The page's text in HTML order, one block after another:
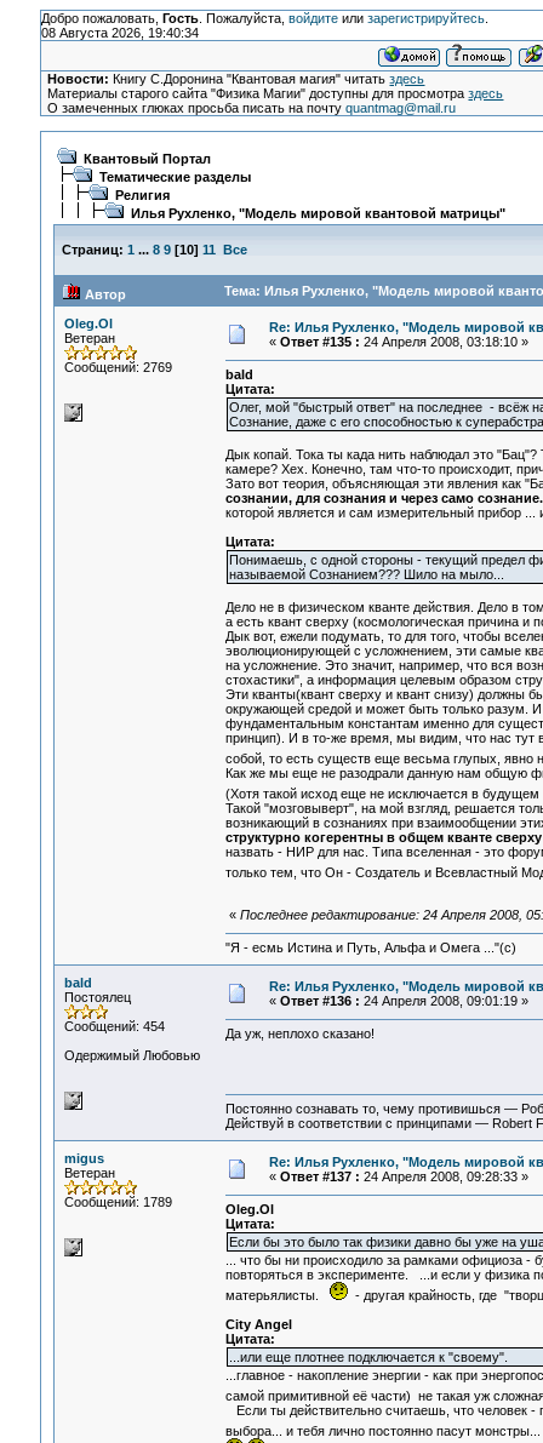
Добро пожаловать, Гость. Пожалуйста, войдитеили зарегистрируйтесь.
08 Августа 2026, 19:40:34
Новости: Книгу С.Доронина "Квантовая магия" читатьздесь
Материалы старого сайта "Физика Магии" доступны для просмотраздесь
О замеченных глюках просьба писать на почтуquantmag@mail.ru
Квантовый Портал
Тематические разделы
Религия
Илья Рухленко, "Модель мировой квантовой матрицы"
Страниц: 1 ... 8 9[10] 11 Все
Автор Тема: Илья Рухленко, "Модель мировой
Oleg.Ol
Ветеран
Сообщений: 2769
Re: Илья Рухленко, "Модель мировой
« Ответ #135 : 24 Апреля 2008, 03:18:10 »
bald
Цитата:
Олег, мой "быстрый ответ" на последнее - всёж
Сознание, даже с его способностью к
Дык копай. Тока ты када нить наблюдал это
камере? Хех. Конечно, там что-то происходит,
Зато вот теория, объясняющая эти явления как
сознании, для сознания и через само сознание.
которой является и сам измерительный прибор
Цитата:
Понимаешь, с одной стороны - текущий предел
называемой Сознанием??? Шило на мыло...
Дело не в физическом кванте действия. Дело в
а есть квант сверху (космологическая причина
Дык вот, ежели подумать, то для того, чтобы
эволюционирующей с усложнением, эти самые
на усложнение. Это значит, например, что вся
стохастики", а информация целевым образом
Эти кванты(квант сверху и квант снизу) должны
окружающей средой и может быть только разум.
фундаментальным константам именно для
принцип). И в то-же время, мы видим, что нас
собой, то есть существ еще весьма глупых,
Как же мы еще не разодрали данную нам общую
(Хотя такой исход еще не исключается в будущем
Такой "мозговыверт", на мой взгляд, решается
возникающий в сознаниях при взаимообщении
структурно когерентны в общем кванте сверху
назвать - НИР для нас. Типа вселенная - это
только тем, что Он - Создатель и Всевластный
« Последнее редактирование: 24 Апреля 2008,
"Я - есмь Истина и Путь, Альфа и Омега ..."(с)
bald
Постоялец
Сообщений: 454
Одержимый Любовью
Re: Илья Рухленко, "Модель мировой
« Ответ #136 : 24 Апреля 2008, 09:01:19 »
Да уж, неплохо сказано!
Постоянно сознавать то, чему противишься —
Действуй в соответствии с принципами — Robert
migus
Ветеран
Сообщений: 1789
Re: Илья Рухленко, "Модель мировой
« Ответ #137 : 24 Апреля 2008, 09:28:33 »
Oleg.Ol
Цитата:
Если бы это было так физики давно бы уже на
... что бы ни происходило за рамками официоза -
повторяться в эксперименте. ...и если у физика
матерьялисты.
- другая крайность, где
City Angel
Цитата:
...или еще плотнее подключается к "своему".
...главное - накопление энергии - как при
самой примитивной её части) не такая уж
Если ты действительно считаешь, что человек -
выбора... и тебя лично постоянно пасут